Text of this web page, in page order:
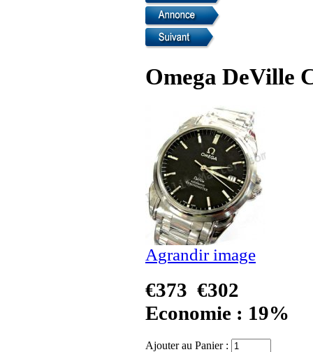
Omega DeVille
Agrandir image
€373 €302
Economie : 19%
Ajouter au Panier :